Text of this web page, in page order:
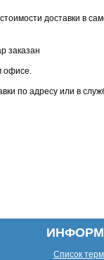
доставки в
заказан
офисе.
по адресу или в
Список